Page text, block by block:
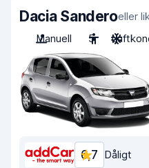
Dacia Sanderoeller
Manuell
5
6,7 Dåligt